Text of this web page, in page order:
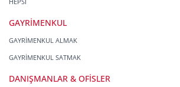
GAYRİMENKUL
GAYRİMENKUL ALMAK
GAYRİMENKUL SATMAK
DANIŞMANLAR & OFİSLER